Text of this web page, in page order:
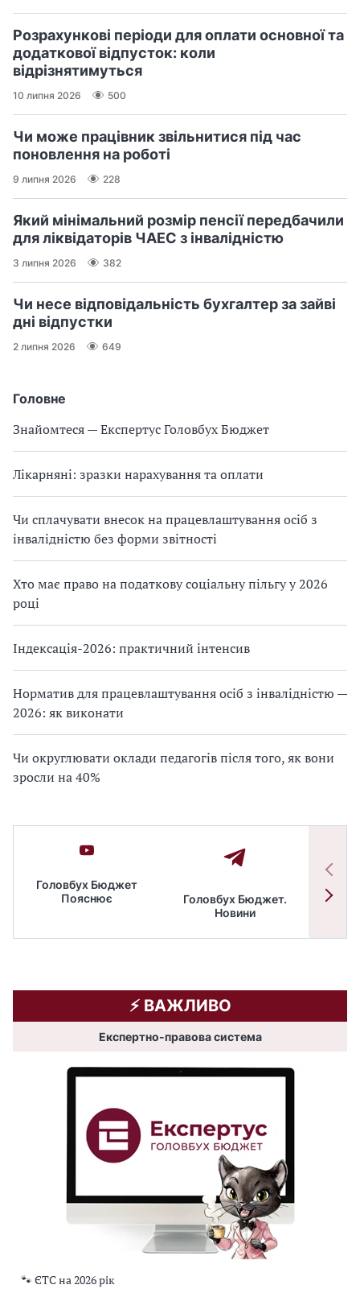
Головне
Знайомтеся — Експертус Головбух Бюджет
Лікарняні: зразки нарахування та оплати
Чи сплачувати внесок на працевлаштування осіб з
інвалідністю без форми звітності
Хто має право на податкову соціальну пільгу у 2026
році
Індексація-2026: практичний інтенсив
Норматив для працевлаштування осіб з інвалідністю —
2026: як виконати
Чи округлювати оклади педагогів після того, як вони
зросли на 40%
Головбух Бюджет
Пояснює
Головбух Бюджет.
Новини
Розрахункові періоди для оплати основної та
додаткової відпусток: коли
відрізнятимуться
10 липня 2026 500
Чи може працівник звільнитися під час
поновлення на роботі
9 липня 2026 228
Який мінімальний розмір пенсії передбачили
для ліквідаторів ЧАЕС з інвалідністю
3 липня 2026 382
Чи несе відповідальність бухгалтер за зайві
дні відпустки
2 липня 2026 649
⚡️ ВАЖЛИВО
Експертно-правова система
🐾 ЄТС на 2026 рік